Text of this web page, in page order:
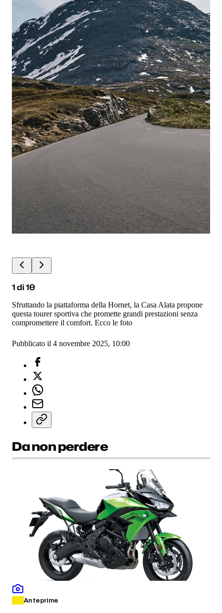
1di10
Sfruttando la piattaforma della Hornet, la Casa Alata propone
questa tourer sportiva che promette grandi prestazioni senza
compromettere il comfort. Ecco le foto
Pubblicato il 4 novembre 2025, 10:00
Da non perdere
Anteprime